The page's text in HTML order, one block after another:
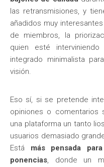
las retransmisiones, y
añadidos muy
de miembros, la
quien esté
integrado minimalista
visión.
Eso sí, si se pretende
opiniones o comentarios
una plataforma un tanto
usuarios demasiado
Está más pensada
ponencias, donde un